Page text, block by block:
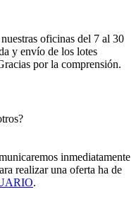
oficinas del 7 al 30
y envío de los lotes
por la comprensión.
inmediatamente
realizar una oferta ha de
.